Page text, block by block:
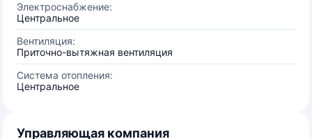
Электроснабжение:
Центральное
Вентиляция:
Приточно-вытяжная вентиляция
Система отопления:
Центральное
Управляющая компания